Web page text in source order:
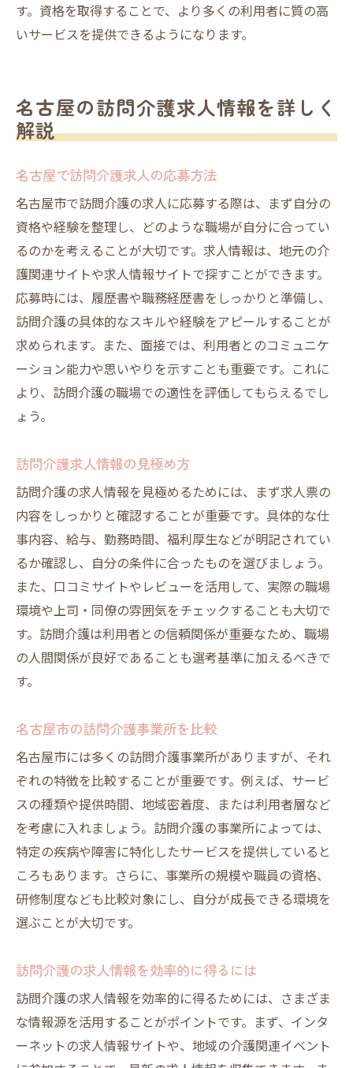
す。資格を取得することで、より多くの利用者に質の高
いサービスを提供できるようになります。
名古屋の訪問介護求人情報を詳しく
解説
名古屋で訪問介護求人の応募方法
名古屋市で訪問介護の求人に応募する際は、まず自分の
資格や経験を整理し、どのような職場が自分に合ってい
るのかを考えることが大切です。求人情報は、地元の介
護関連サイトや求人情報サイトで探すことができます。
応募時には、履歴書や職務経歴書をしっかりと準備し、
訪問介護の具体的なスキルや経験をアピールすることが
求められます。また、面接では、利用者とのコミュニケ
ーション能力や思いやりを示すことも重要です。これに
より、訪問介護の職場での適性を評価してもらえるでし
ょう。
訪問介護求人情報の見極め方
訪問介護の求人情報を見極めるためには、まず求人票の
内容をしっかりと確認することが重要です。具体的な仕
事内容、給与、勤務時間、福利厚生などが明記されてい
るか確認し、自分の条件に合ったものを選びましょう。
また、口コミサイトやレビューを活用して、実際の職場
環境や上司・同僚の雰囲気をチェックすることも大切で
す。訪問介護は利用者との信頼関係が重要なため、職場
の人間関係が良好であることも選考基準に加えるべきで
す。
名古屋市の訪問介護事業所を比較
名古屋市には多くの訪問介護事業所がありますが、それ
ぞれの特徴を比較することが重要です。例えば、サービ
スの種類や提供時間、地域密着度、または利用者層など
を考慮に入れましょう。訪問介護の事業所によっては、
特定の疾病や障害に特化したサービスを提供していると
ころもあります。さらに、事業所の規模や職員の資格、
研修制度なども比較対象にし、自分が成長できる環境を
選ぶことが大切です。
訪問介護の求人情報を効率的に得るには
訪問介護の求人情報を効率的に得るためには、さまざま
な情報源を活用することがポイントです。まず、インタ
ーネットの求人情報サイトや、地域の介護関連イベント